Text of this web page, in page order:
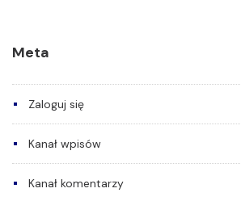
Meta
Zaloguj się
Kanał wpisów
Kanał komentarzy